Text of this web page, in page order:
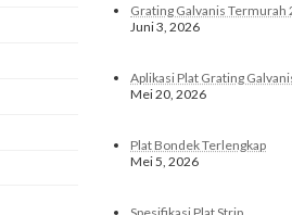
Grating Galvanis Termurah
Juni 3, 2026
Aplikasi Plat Grating
Mei 20, 2026
Plat Bondek Terlengkap
Mei 5, 2026